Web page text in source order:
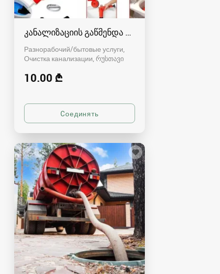
კანალიზაციის გაწმენდა რუსთავში - 591004680
Разнорабочий/бытовые услуги,
Очистка канализации რუსთავი
10.00 ₾